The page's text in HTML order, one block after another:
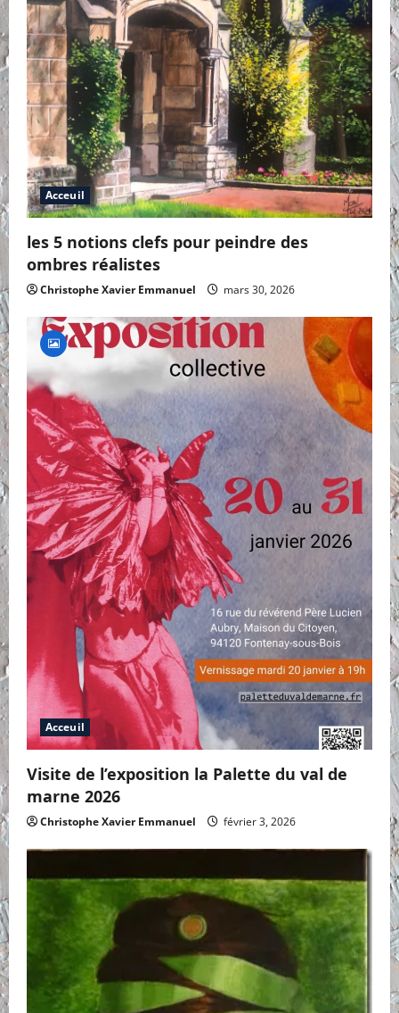
Acceuil
les 5 notions clefs pour peindre des
ombres réalistes
Christophe Xavier Emmanuel mars 30, 2026
Acceuil
Visite de l’exposition la Palette du val de
marne 2026
Christophe Xavier Emmanuel février 3, 2026